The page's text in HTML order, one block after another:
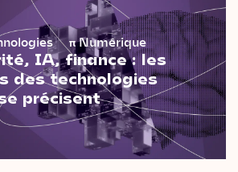
πNumérique
IA, finance : les
des technologies
précisent